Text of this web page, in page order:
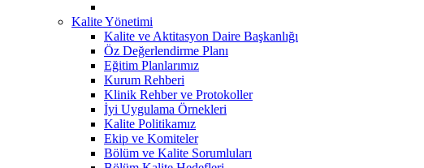
Kalite Yönetimi
Kalite ve Aktitasyon Daire Başkanlığı
Öz Değerlendirme Planı
Eğitim Planlarımız
Kurum Rehberi
Klinik Rehber ve Protokoller
İyi Uygulama Örnekleri
Kalite Politikamız
Ekip ve Komiteler
Bölüm ve Kalite Sorumluları